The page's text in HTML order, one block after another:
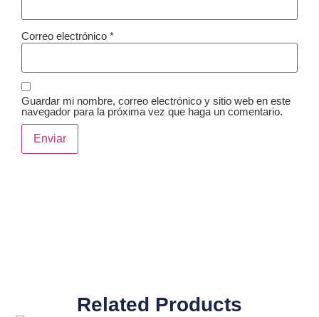
Correo electrónico *
Guardar mi nombre, correo electrónico y sitio web en este
navegador para la próxima vez que haga un comentario.
Related Products